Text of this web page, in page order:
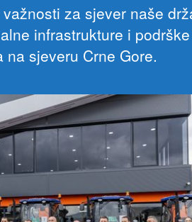
za sjever naše
infrastrukture i podrške
sjeveru Crne Gore.